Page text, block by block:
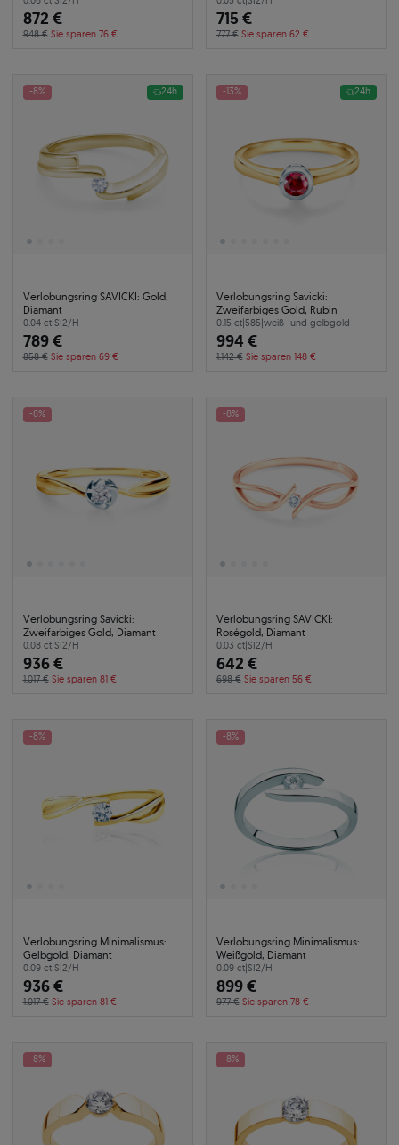
872 €
948 € Sie sparen 76 €
715 €
777 € Sie sparen 62 €
-8% 24h
Verlobungsring SAVICKI: Gold,
Diamant
0.04 ct|SI2/H
789 €
858 € Sie sparen 69 €
-13% 24h
Verlobungsring Savicki:
Zweifarbiges Gold, Rubin
0.15 ct|585|weiß- und gelbgold
994 €
1.142 € Sie sparen 148 €
-8%
Verlobungsring Savicki:
Zweifarbiges Gold, Diamant
0.08 ct|SI2/H
936 €
1.017 € Sie sparen 81 €
-8%
Verlobungsring SAVICKI:
Roségold, Diamant
0.03 ct|SI2/H
642 €
698 € Sie sparen 56 €
-8%
Verlobungsring Minimalismus:
Gelbgold, Diamant
0.09 ct|SI2/H
936 €
1.017 € Sie sparen 81 €
-8%
Verlobungsring Minimalismus:
Weißgold, Diamant
0.09 ct|SI2/H
899 €
977 € Sie sparen 78 €
-8% -8%